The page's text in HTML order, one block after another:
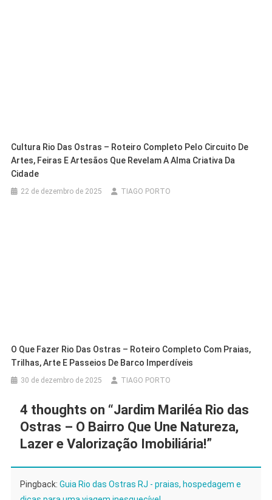
Cultura Rio Das Ostras – Roteiro Completo Pelo Circuito De
Artes, Feiras E Artesãos Que Revelam A Alma Criativa Da
Cidade
22 de dezembro de 2025 TIAGO PORTO
O Que Fazer Rio Das Ostras – Roteiro Completo Com Praias,
Trilhas, Arte E Passeios De Barco Imperdíveis
30 de dezembro de 2025 TIAGO PORTO
4 thoughts on “Jardim Mariléa Rio das
Ostras – O Bairro Que Une Natureza,
Lazer e Valorização Imobiliária!”
Pingback: Guia Rio das Ostras RJ - praias, hospedagem e